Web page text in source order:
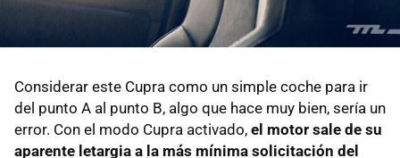
Considerar este Cupra como un simple coche para ir
del punto A al punto B, algo que hace muy bien, sería un
error. Con el modo Cupra activado, el motor sale de su
aparente letargia a la más mínima solicitación del